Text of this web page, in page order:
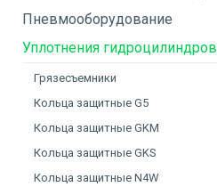
Пневмооборудование
Уплотнения гидроцилиндров
Грязесъемники
Кольца защитные G5
Кольца защитные GKM
Кольца защитные GKS
Кольца защитные N4W